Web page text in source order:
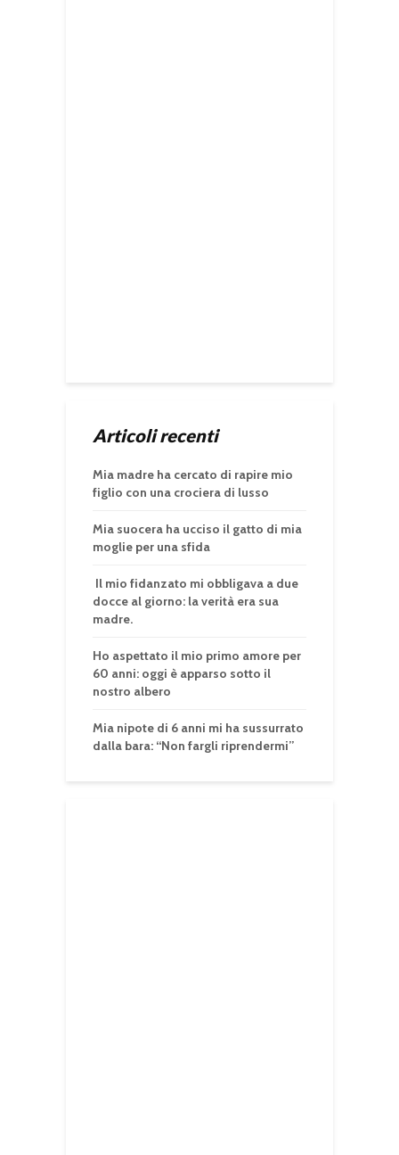
Articoli recenti
Mia madre ha cercato di rapire mio
figlio con una crociera di lusso
Mia suocera ha ucciso il gatto di mia
moglie per una sfida
Il mio fidanzato mi obbligava a due
docce al giorno: la verità era sua
madre.
Ho aspettato il mio primo amore per
60 anni: oggi è apparso sotto il
nostro albero
Mia nipote di 6 anni mi ha sussurrato
dalla bara: “Non fargli riprendermi”